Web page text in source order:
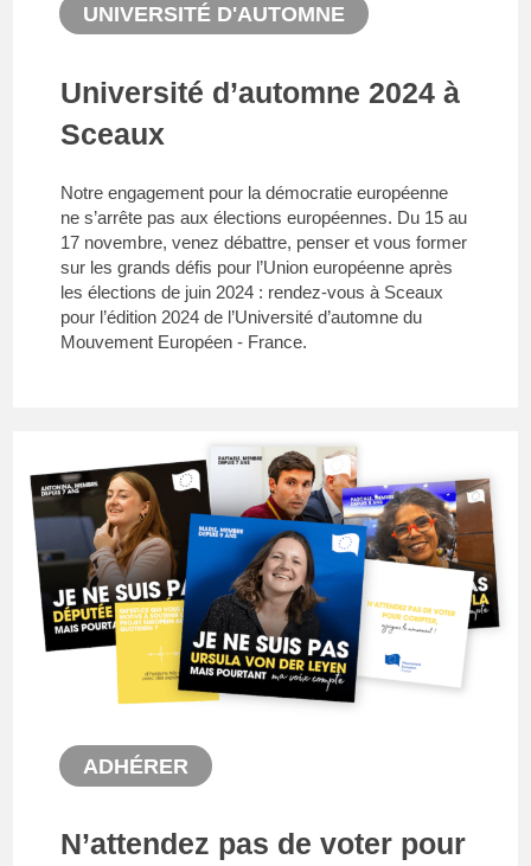
UNIVERSITÉ D'AUTOMNE
Université d’automne 2024 à
Sceaux
Notre engagement pour la démocratie européenne
ne s’arrête pas aux élections européennes. Du 15 au
17 novembre, venez débattre, penser et vous former
sur les grands défis pour l’Union européenne après
les élections de juin 2024 : rendez-vous à Sceaux
pour l’édition 2024 de l’Université d’automne du
Mouvement Européen - France.
ADHÉRER
N’attendez pas de voter pour